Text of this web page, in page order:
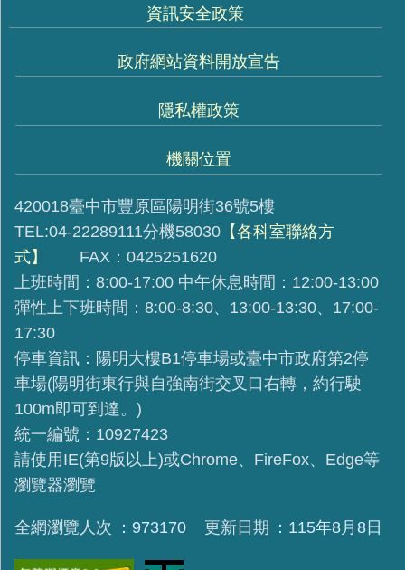
資訊安全政策
政府網站資料開放宣告
隱私權政策
機關位置
420018臺中市豐原區陽明街36號5樓
TEL:04-22289111分機58030 【各科室聯絡方
式】
FAX：0425251620
上班時間：8:00-17:00 中午休息時間：12:00-13:00
彈性上下班時間：8:00-8:30、13:00-13:30、17:00-
17:30
停車資訊：陽明大樓B1停車場或臺中市政府第2停
車場(陽明街東行與自強南街交叉口右轉，約行駛
100m即可到達。)
統一編號：10927423
請使用IE(第9版以上)或Chrome、FireFox、Edge等
瀏覽器瀏覽
全網瀏覽人次 973170 更新日期 115年8月8日